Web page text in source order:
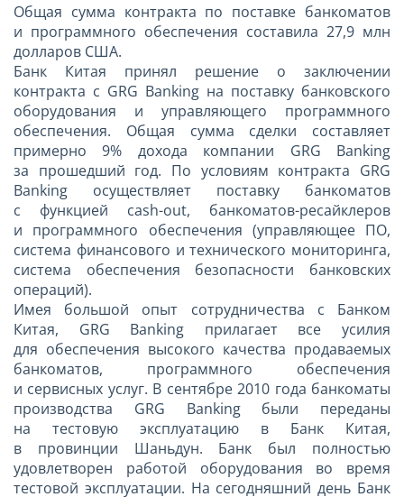
Общая сумма контракта по поставке банкоматов
и программного обеспечения составила 27,9 млн
долларов США.
Банк Китая принял решение о заключении
контракта с GRG Banking на поставку банковского
оборудования и управляющего программного
обеспечения. Общая сумма сделки составляет
примерно 9% дохода компании GRG Banking
за прошедший год. По условиям контракта GRG
Banking осуществляет поставку банкоматов
с функцией cash-out, банкоматов-ресайклеров
и программного обеспечения (управляющее ПО,
система финансового и технического мониторинга,
система обеспечения безопасности банковских
операций).
Имея большой опыт сотрудничества с Банком
Китая, GRG Banking прилагает все усилия
для обеспечения высокого качества продаваемых
банкоматов, программного обеспечения
и сервисных услуг. В сентябре 2010 года банкоматы
производства GRG Banking были переданы
на тестовую эксплуатацию в Банк Китая,
в провинции Шаньдун. Банк был полностью
удовлетворен работой оборудования во время
тестовой эксплуатации. На сегодняшний день Банк